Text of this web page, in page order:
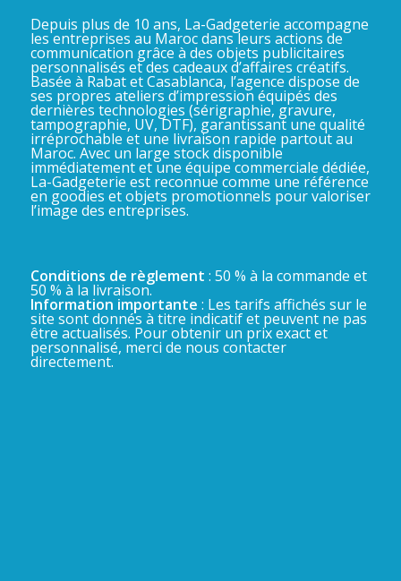
Depuis plus de 10 ans, La-Gadgeterie accompagne
les entreprises au Maroc dans leurs actions de
communication grâce à des objets publicitaires
personnalisés et des cadeaux d’affaires créatifs.
Basée à Rabat et Casablanca, l’agence dispose de
ses propres ateliers d’impression équipés des
dernières technologies (sérigraphie, gravure,
tampographie, UV, DTF), garantissant une qualité
irréprochable et une livraison rapide partout au
Maroc. Avec un large stock disponible
immédiatement et une équipe commerciale dédiée,
La-Gadgeterie est reconnue comme une référence
en goodies et objets promotionnels pour valoriser
l’image des entreprises.
Conditions de règlement : 50 % à la commande et
50 % à la livraison.
Information importante : Les tarifs affichés sur le
site sont donnés à titre indicatif et peuvent ne pas
être actualisés. Pour obtenir un prix exact et
personnalisé, merci de nous contacter
directement.